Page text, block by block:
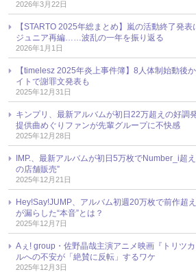
2026年3月22日
【STARTO 2025年総まとめ】嵐の活動終了発表
ジュニア再編……波乱の一年を振り返る
2026年1月1日
【timelesz 2025年炎上事件簿】8人体制始動
イトで謝罪文発表も
2025年12月31日
キンプリ、最新アルバムが初日22万超えの好
提供曲めぐりファンが先輩グループに不快感
2025年12月28日
IMP.、最新アルバムが初日5万枚でNumber_i超
の店舗販売”
2025年12月21日
Hey!Say!JUMP、アルバム初週20万枚で前作超
が漏らした“本音”とは？
2025年12月7日
Aぇ! group・佐野晶哉主演アニメ映画『トリツ
ルへの不安が「絶賛に反転」するワケ
2025年12月3日